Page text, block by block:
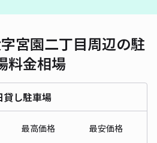
宮園二丁目周辺の駐
料金相場
貸し駐車場
最高価格 最安価格